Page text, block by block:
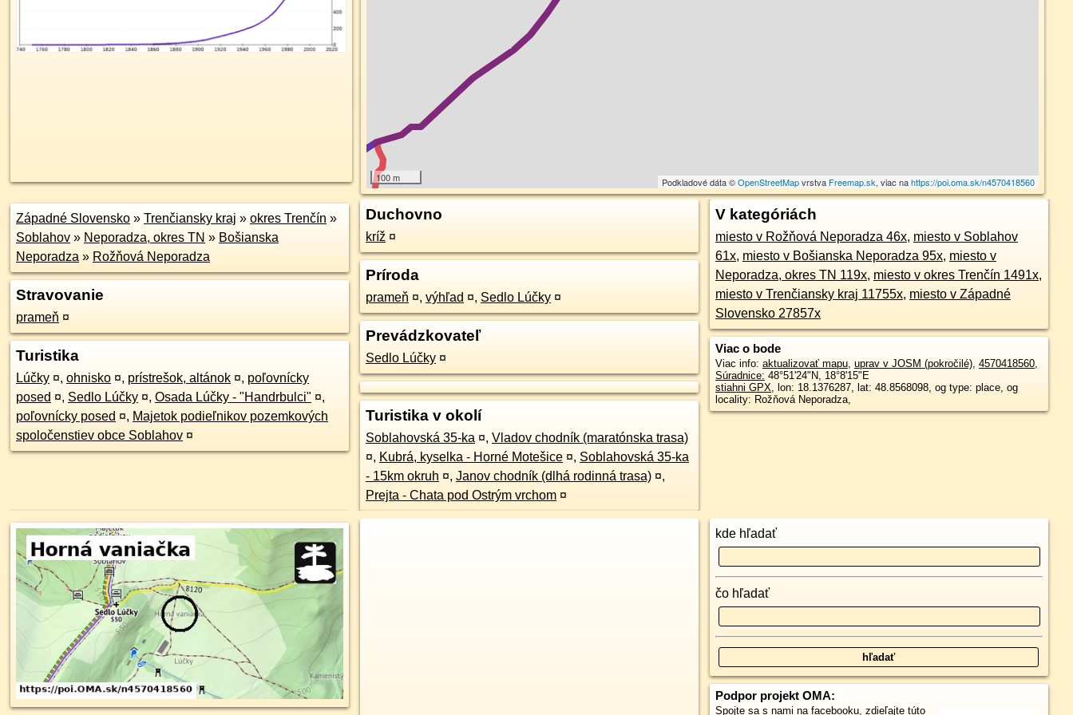
100 m Podkladové dáta ©OpenStreetMapvrstva Freemap.sk, viac nahttps://poi.oma.sk/n4570418560
Západné Slovensko » Trenčiansky kraj » okres Trenčín »
Soblahov » Neporadza, okres TN » Bošianska
Neporadza » Rožňová Neporadza
Stravovanie
prameň ¤
Turistika
Lúčky ¤, ohnisko ¤, prístrešok, altánok ¤, poľovnícky
posed ¤, Sedlo Lúčky ¤, Osada Lúčky - "Handrbulci" ¤,
poľovnícky posed ¤, Majetok podieľnikov pozemkových
spoločenstiev obce Soblahov ¤
Duchovno
kríž ¤
Príroda
prameň ¤, výhľad ¤, Sedlo Lúčky ¤
Prevádzkovateľ
Sedlo Lúčky ¤
Turistika v okolí
Soblahovská 35-ka ¤, Vladov chodník (maratónska trasa)
¤, Kubrá, kyselka - Horné Motešice ¤, Soblahovská 35-ka
- 15km okruh ¤, Janov chodník (dlhá rodinná trasa) ¤,
Prejta - Chata pod Ostrým vrchom ¤
V kategóriách
miesto v Rožňová Neporadza 46x, miesto v Soblahov
61x, miesto v Bošianska Neporadza 95x, miesto v
Neporadza, okres TN 119x, miesto v okres Trenčín 1491x,
miesto v Trenčiansky kraj 11755x, miesto v Západné
Slovensko 27857x
Viac o bode
Viac info: aktualizovať mapu, uprav v JOSM (pokročilé), 4570418560,
Súradnice: 48°51'24"N, 18°8'15"E
stiahni GPX, lon: 18.1376287, lat: 48.8568098, og type: place, og
locality: Rožňová Neporadza,
kde hľadať
čo hľadať
Podpor projekt OMA:
Spojte sa s nami na facebooku, zdieľajte túto